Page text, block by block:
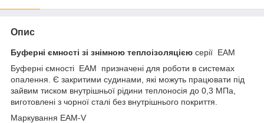
Опис
Буферні ємності зі знімною теплоізоляцією серії EAМ
Буферні ємності EAМ призначені для роботи в системах
опалення. Є закритими судинами, які можуть працювати під
зайвим тиском внутрішньої рідини теплоносія до 0,3 МПа,
виготовлені з чорної сталі без внутрішнього покриття.
Маркування EAМ-V